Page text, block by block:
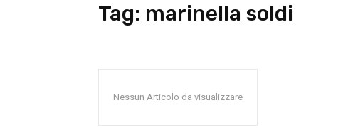
Tag: marinella soldi
Nessun Articolo da visualizzare